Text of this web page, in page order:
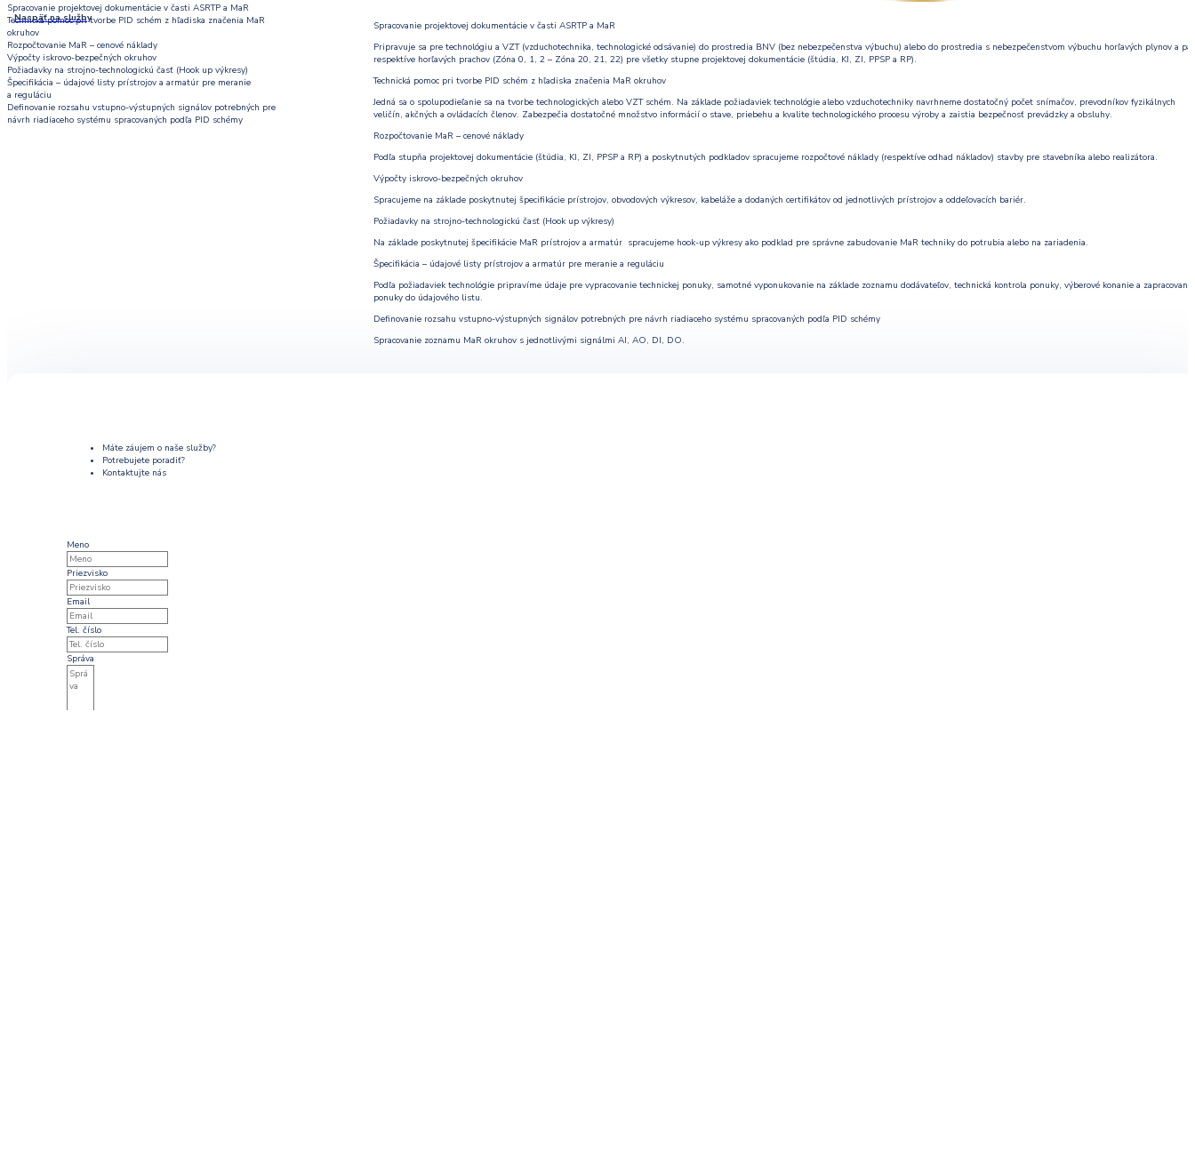
Naspäť na služby
Spracovanie projektovej dokumentácie v časti ASRTP a MaR
Technická pomoc pri tvorbe PID schém z hľadiska značenia MaR
okruhov
Rozpočtovanie MaR – cenové náklady
Výpočty iskrovo-bezpečných okruhov
Požiadavky na strojno-technologickú časť (Hook up výkresy)
Špecifikácia – údajové listy prístrojov a armatúr pre meranie
a reguláciu
Definovanie rozsahu vstupno-výstupných signálov potrebných pre
návrh riadiaceho systému spracovaných podľa PID schémy
Spracovanie projektovej dokumentácie v časti ASRTP a MaR
Pripravuje sa pre technológiu a VZT (vzduchotechnika, technologické odsávanie) do prostredia BNV (bez nebezpečenstva výbuchu) alebo do prostredia s nebezpečenstvom výbuchu horľavých plynov a
respektíve horľavých prachov (Zóna 0, 1, 2 – Zóna 20, 21, 22) pre všetky stupne projektovej dokumentácie (štúdia, KI, ZI, PPSP a RP).
Technická pomoc pri tvorbe PID schém z hľadiska značenia MaR okruhov
Jedná sa o spolupodieľanie sa na tvorbe technologických alebo VZT schém. Na základe požiadaviek technológie alebo vzduchotechniky navrhneme dostatočný počet snímačov, prevodníkov fyzikálnych
veličín, akčných a ovládacích členov. Zabezpečia dostatočné množstvo informácií o stave, priebehu a kvalite technologického procesu výroby a zaistia bezpečnosť prevádzky a obsluhy.
Rozpočtovanie MaR – cenové náklady
Podľa stupňa projektovej dokumentácie (štúdia, KI, ZI, PPSP a RP) a poskytnutých podkladov spracujeme rozpočtové náklady (respektíve odhad nákladov) stavby pre stavebníka alebo realizátora.
Výpočty iskrovo-bezpečných okruhov
Spracujeme na základe poskytnutej špecifikácie prístrojov, obvodových výkresov, kabeláže a dodaných certifikátov od jednotlivých prístrojov a oddeľovacích bariér.
Požiadavky na strojno-technologickú časť (Hook up výkresy)
Na základe poskytnutej špecifikácie MaR prístrojov a armatúr spracujeme hook-up výkresy ako podklad pre správne zabudovanie MaR techniky do potrubia alebo na zariadenia.
Špecifikácia – údajové listy prístrojov a armatúr pre meranie a reguláciu
Podľa požiadaviek technológie pripravíme údaje pre vypracovanie technickej ponuky, samotné vyponukovanie na základe zoznamu dodávateľov, technická kontrola ponuky, výberové konanie a zapracovanie
ponuky do údajového listu.
Definovanie rozsahu vstupno-výstupných signálov potrebných pre návrh riadiaceho systému spracovaných podľa PID schémy
Spracovanie zoznamu MaR okruhov s jednotlivými signálmi AI, AO, DI, DO.
Máte záujem o naše služby?
Potrebujete poradiť?
Kontaktujte nás
Meno
Priezvisko
Email
Tel. číslo
Správa